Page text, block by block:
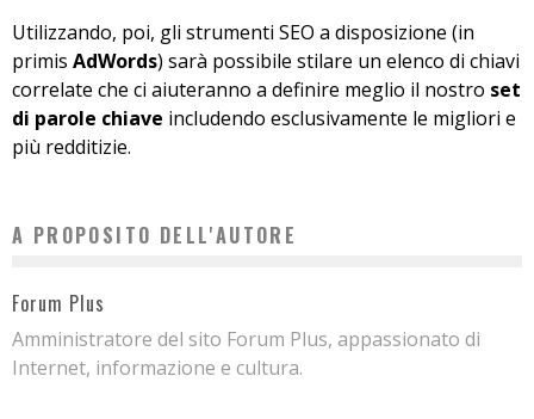
Utilizzando, poi, gli strumenti SEO a disposizione (in
primis AdWords) sarà possibile stilare un elenco di chiavi
correlate che ci aiuteranno a definire meglio il nostro set
di parole chiave includendo esclusivamente le migliori e
più redditizie.
A PROPOSITO DELL'AUTORE
Forum Plus
Amministratore del sito Forum Plus, appassionato di
Internet, informazione e cultura.